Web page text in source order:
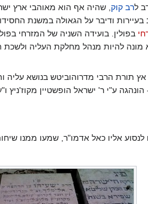
לרב קוק, שהיה אף הוא מאוהבי ארץ
ודיבר על הגאולה במשנת
בפולין. בועידה השניה של המזרחי
מונה להיות מנהל מחלקת העליה ולשכת
אץ תורת הרבי מדרוהוביטש בנושא עליה
ע"י ר' ישראל הופשטיין מקוז'ניץ
אליו כאל אדמו"ר, שמעו ממנו